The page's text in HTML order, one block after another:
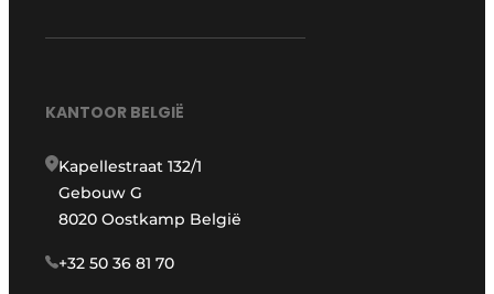
KANTOOR BELGIË
Kapellestraat 132/1
Gebouw G
8020 Oostkamp België
+32 50 36 81 70